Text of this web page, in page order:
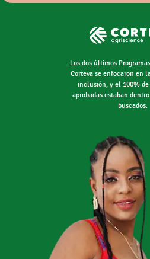
Los dos últimos
Corteva se enfocaron en
inclusión, y el 100% de
aprobadas estaban
buscados.